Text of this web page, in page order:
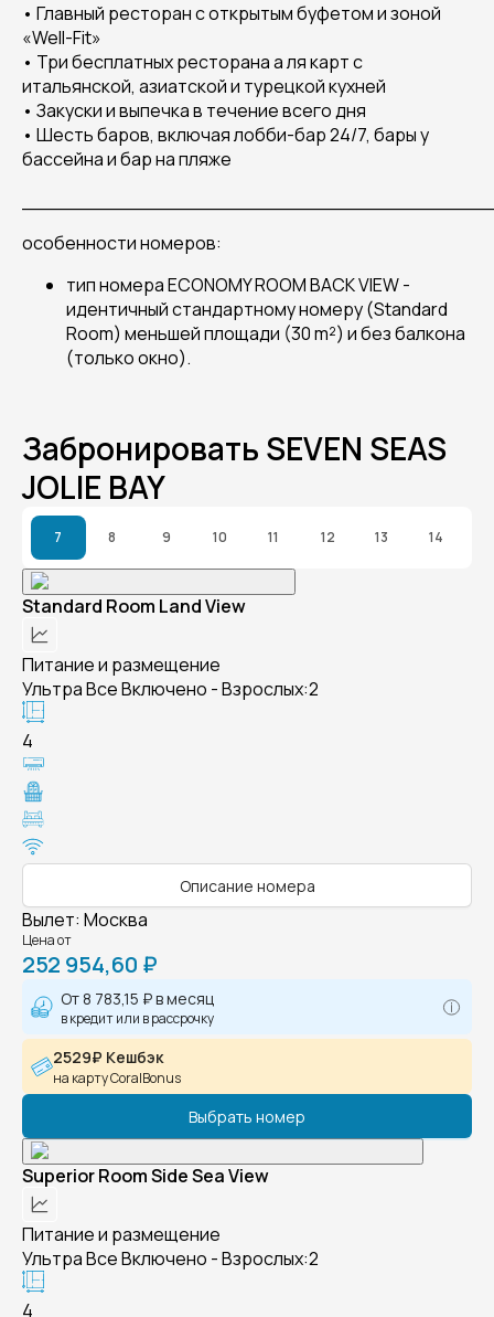
• Главный ресторан с открытым буфетом и зоной
«Well-Fit»
• Три бесплатных ресторана а ля карт с
итальянской, азиатской и турецкой кухней
• Закуски и выпечка в течение всего дня
• Шесть баров, включая лобби-бар 24/7, бары у
бассейна и бар на пляже
особенности номеров:
тип номера ECONOMY ROOM BACK VIEW -
идентичный стандартному номеру (Standard
Room) меньшей площади (30 m²) и без балкона
(только окно).
Забронировать SEVEN SEAS
JOLIE BAY
7 8 9 10 11 12 13 14
Standard Room Land View
Питание и размещение
Ультра Все Включено - Взрослых:2
4
Описание номера
Вылет: Москва
Цена от
252 954,60 ₽
От 8 783,15 ₽в месяц
в кредит или в рассрочку
2529₽ Кешбэк
на карту CoralBonus
Выбрать номер
Superior Room Side Sea View
Питание и размещение
Ультра Все Включено - Взрослых:2
4